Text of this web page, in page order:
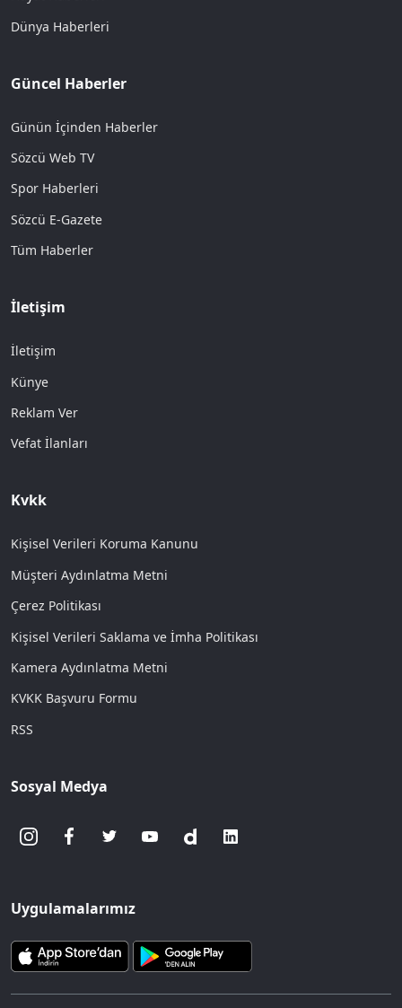
Dünya Haberleri
Güncel Haberler
Günün İçinden Haberler
Sözcü Web TV
Spor Haberleri
Sözcü E-Gazete
Tüm Haberler
İletişim
İletişim
Künye
Reklam Ver
Vefat İlanları
Kvkk
Kişisel Verileri Koruma Kanunu
Müşteri Aydınlatma Metni
Çerez Politikası
Kişisel Verileri Saklama ve İmha Politikası
Kamera Aydınlatma Metni
KVKK Başvuru Formu
RSS
Sosyal Medya
Uygulamalarımız